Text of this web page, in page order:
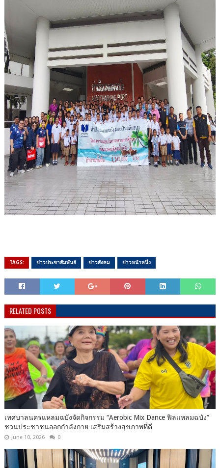
TAGS: ข่าวประชาสัมพันธ์ ข่าวสังคม ข่าวหน้าหนึ่ง
RELATED POSTS
เทศบาลนครแหลมฉบังจัดกิจกรรม “Aerobic Mix Dance ฟิลแหลมฉบัง”
ชวนประชาชนออกกำลังกาย เสริมสร้างสุขภาพที่ดี
June 10, 2026 0